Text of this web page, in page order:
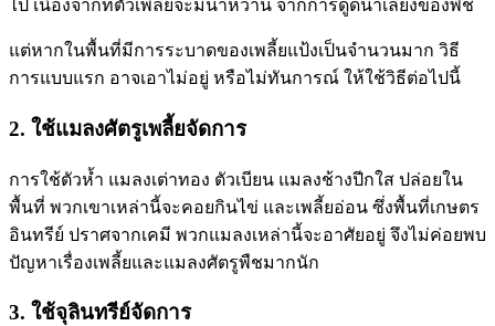
ไป เนื่องจากที่ตัวเพลี้ยจะมีน้ำหวาน จากการดูดน้ำเลี้ยงของพืช
แต่หากในพื้นที่มีการระบาดของเพลี้ยแป้งเป็นจำนวนมาก วิธี
การแบบแรก อาจเอาไม่อยู่ หรือไม่ทันการณ์ ให้ใช้วิธีต่อไปนี้
2. ใช้แมลงศัตรูเพลี้ยจัดการ
การใช้ตัวห้ำ แมลงเต่าทอง ตัวเบียน แมลงช้างปีกใส ปล่อยใน
พื้นที่ พวกเขาเหล่านี้จะคอยกินไข่ และเพลี้ยอ่อน ซึ่งพื้นที่เกษตร
อินทรีย์ ปราศจากเคมี พวกแมลงเหล่านี้จะอาศัยอยู่ จึงไม่ค่อยพบ
ปัญหาเรื่องเพลี้ยและแมลงศัตรูพืชมากนัก
3. ใช้จุลินทรีย์จัดการ